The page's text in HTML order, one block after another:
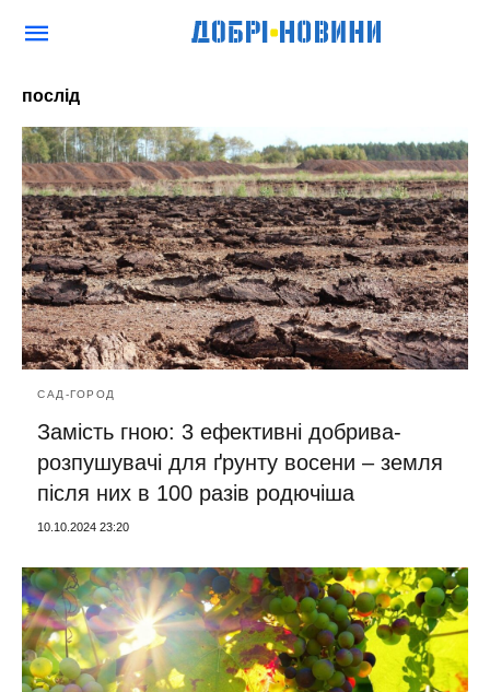
послід
САД-ГОРОД
Замість гною: 3 ефективні добрива-
розпушувачі для ґрунту восени – земля
після них в 100 разів родючіша
10.10.2024 23:20